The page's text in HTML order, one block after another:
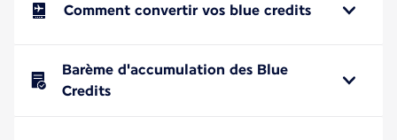
Comment convertir vos blue credits
Barème d'accumulation des Blue
Credits